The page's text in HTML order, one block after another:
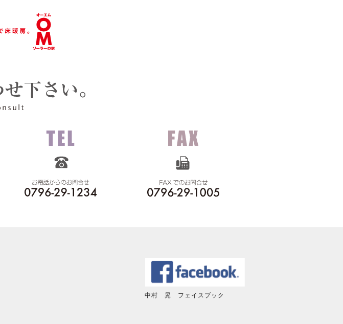
中村 晃 フェイスブック